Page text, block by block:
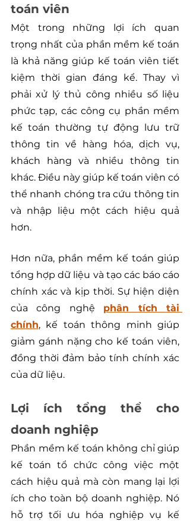
toán viên
Một trong những lợi ích quan
trọng nhất của phần mềm kế toán
là khả năng giúp kế toán viên tiết
kiệm thời gian đáng kể. Thay vì
phải xử lý thủ công nhiều số liệu
phức tạp, các công cụ phần mềm
kế toán thường tự động lưu trữ
thông tin về hàng hóa, dịch vụ,
khách hàng và nhiều thông tin
khác. Điều này giúp kế toán viên có
thể nhanh chóng tra cứu thông tin
và nhập liệu một cách hiệu quả
hơn.
Hơn nữa, phần mềm kế toán giúp
tổng hợp dữ liệu và tạo các báo cáo
chính xác và kịp thời. Sự hiện diện
của công nghệ phân tích tài
chính, kế toán thông minh giúp
giảm gánh nặng cho kế toán viên,
đồng thời đảm bảo tính chính xác
của dữ liệu.
Lợi ích tổng thể cho
doanh nghiệp
Phần mềm kế toán không chỉ giúp
kế toán tổ chức công việc một
cách hiệu quả mà còn mang lại lợi
ích cho toàn bộ doanh nghiệp. Nó
hỗ trợ tối ưu hóa nghiệp vụ kế